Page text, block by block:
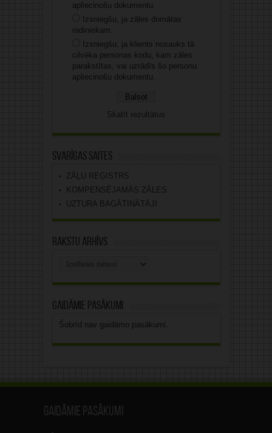
apliecinošu dokumentu.
Izsniegšu, ja zāles domātas
radiniekam.
Izsniegšu, ja klients nosauks tā
cilvēka personas kodu, kam zāles
parakstītas, vai uzrādīs šo personu
apliecinošu dokumentu.
Skatīt rezultātus
Svarīgas saites
ZĀĻU REĢISTRS
KOMPENSĒJAMĀS ZĀLES
UZTURA BAGĀTINĀTĀJI
Rakstu arhīvs
Gaidāmie pasākumi
Šobrīd nav gaidāmo pasākumi.
Gaidāmie pasākumi